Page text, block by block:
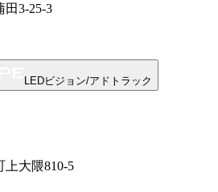
田3-25-3
LEDビジョン/アドトラック
大隈810-5